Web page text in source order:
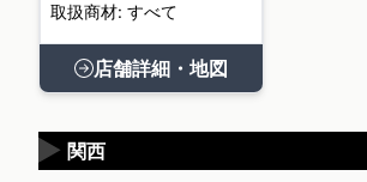
取扱商材: すべて
店舗詳細・地図
関西
▶